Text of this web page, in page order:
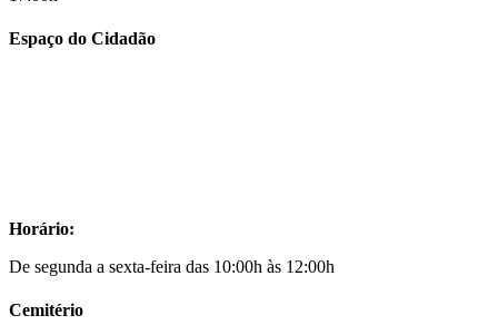
Espaço do Cidadão
Horário:
De segunda a sexta-feira das 10:00h às 12:00h
Cemitério